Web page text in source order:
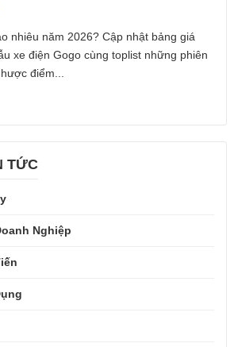
nhiêu năm 2026? Cập nhật bảng giá
xe điện Gogo cùng toplist những phiên
điểm...
TỨC
Nghiệp